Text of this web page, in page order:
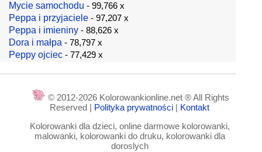
Mycie samochodu - 99,766 x
Peppa i przyjaciele - 97,207 x
Peppa i imieniny - 88,626 x
Dora i małpa - 78,797 x
Peppy ojciec - 77,429 x
© 2012-2026 Kolorowankionline.net ® All Rights
Reserved | Polityka prywatności | Kontakt
Kolorowanki dla dzieci, online darmowe kolorowanki,
malowanki, kolorowanki do druku, kolorowanki dla
doroslych